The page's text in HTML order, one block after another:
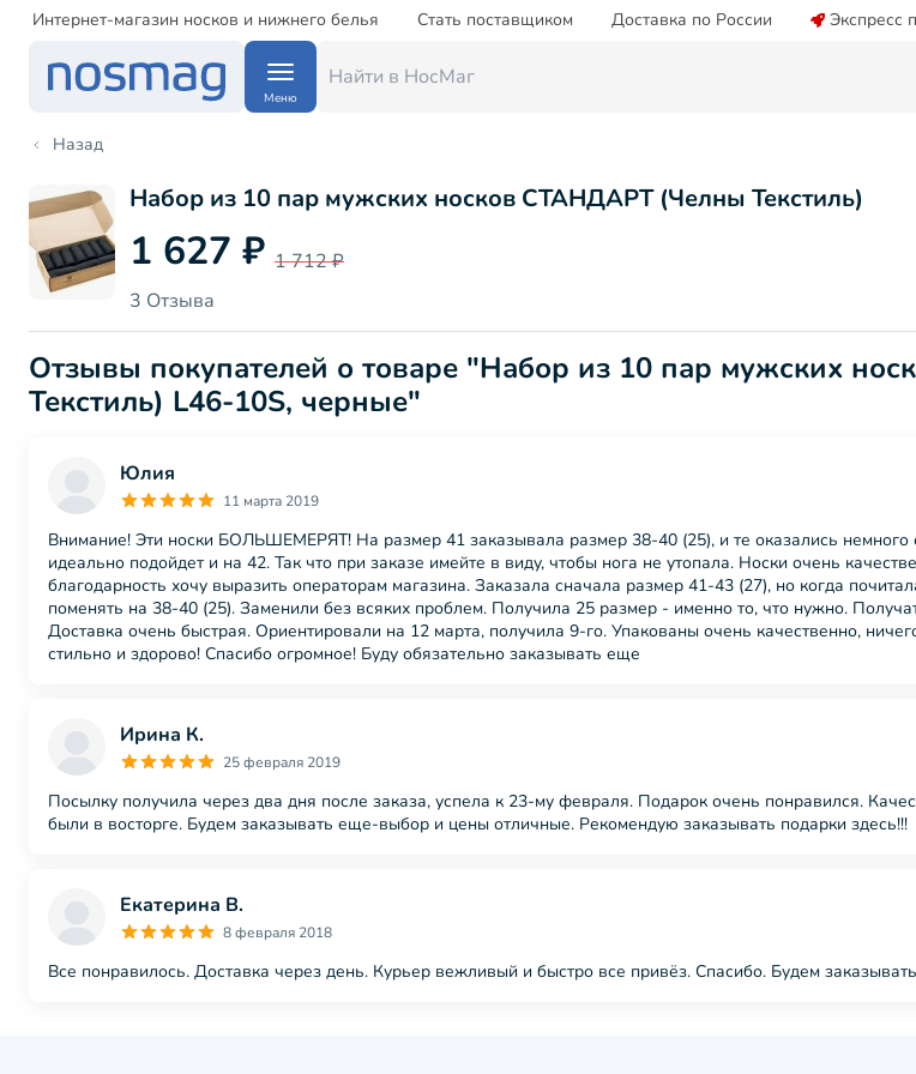
Интернет-магазин носков и нижнего белья Стать поставщиком Доставка по России Экспресс
Меню
Назад
Набор из 10 пар мужских носков СТАНДАРТ (Челны Текстиль)
1 627 ₽ 1 712 ₽
3 Отзыва
Отзывы покупателей о товаре "Набор из 10 пар мужских
Текстиль) L46-10S, черные"
Юлия
11 марта 2019
Внимание! Эти носки БОЛЬШЕМЕРЯТ! На размер 41 заказывала размер 38-40 (25), и те оказались немного
идеально подойдет и на 42. Так что при заказе имейте в виду, чтобы нога не утопала. Носки очень
благодарность хочу выразить операторам магазина. Заказала сначала размер 41-43 (27), но когда
поменять на 38-40 (25). Заменили без всяких проблем. Получила 25 размер - именно то, что нужно.
Доставка очень быстрая. Ориентировали на 12 марта, получила 9-го. Упакованы очень качественно,
стильно и здорово! Спасибо огромное! Буду обязательно заказывать еще
Ирина К.
25 февраля 2019
Посылку получила через два дня после заказа, успела к 23-му февраля. Подарок очень понравился.
были в восторге. Будем заказывать еще-выбор и цены отличные. Рекомендую заказывать подарки здесь!!!
Екатерина В.
8 февраля 2018
Все понравилось. Доставка через день. Курьер вежливый и быстро все привёз. Спасибо. Будем